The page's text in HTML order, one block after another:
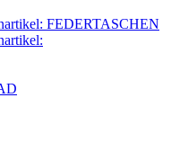
FEDERTASCHEN